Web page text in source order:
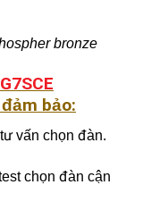
bronze
G7SCE
bảo:
vấn chọn đàn.
chọn đàn cận